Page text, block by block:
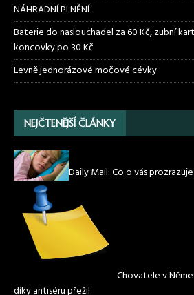
NÁHRADNÍ PLNĚNÍ
Baterie do naslouchadel za 60 Kč, zubní
koncovky po 30 Kč
Levně jednorázové močové cévky
NEJČTENĚJŠÍ ČLÁNKY
Daily Mail: Co o vás
Chovatele v
díky antiséru přežil